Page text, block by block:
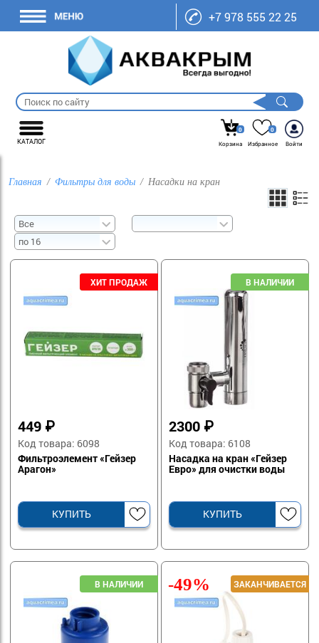
+7 978 555 22 25
КАТАЛОГ
0
Корзина
0
Избранное
Войти
Главная Фильтры для воды Насадки на кран
449 ₽
Код товара: 6098
Фильтроэлемент «Гейзер
Арагон»
КУПИТЬ
2300 ₽
Код товара: 6108
Насадка на кран «Гейзер
Евро» для очистки воды
КУПИТЬ
-49%